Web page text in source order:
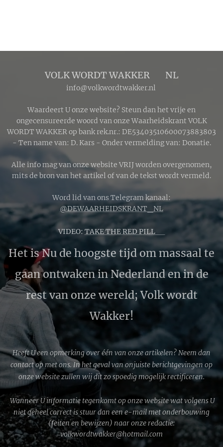
VOLK WORDT WAKKER 🔴 NL
info@volkwordtwakker.nl
Waardeert U onze website? Steun dan het vrije en
ongecensureerde woord van onze Waarheidskrant VOLK
WORDT WAKKER op bank rek.nr.: DE53403510600073883803
- Ten name van: D. Kars - Onder vermelding van: Donatie.
Alle info mag van onze website VRIJ worden overgenomen,
mits de bron van het artikel of van de tekst wordt vermeld.
Word lid van ons Telegram kanaal:
@DEWAARHEIDSKRANT_NL
VIDEO: TAKE THE RED PILL 🔴
Het is Nu de hoogste tijd om massaal te
gaan ontwaken in Nederland en in de
rest van onze wereld; Volk wordt
Wakker!
Heeft U een opmerking over één van onze artikelen? Neem dan
contact op met ons. In het geval van onjuiste berichtgevingen op
onze website zullen wij dit zo spoedig mogelijk rectificeren.
Wanneer U informatie tegenkomt op onze website wat volgens U
niet geheel correct is stuur dan een e-mail met onderbouwing
(feiten en bewijzen) naar onze redactie:
volkwordtwakker@hotmail.com